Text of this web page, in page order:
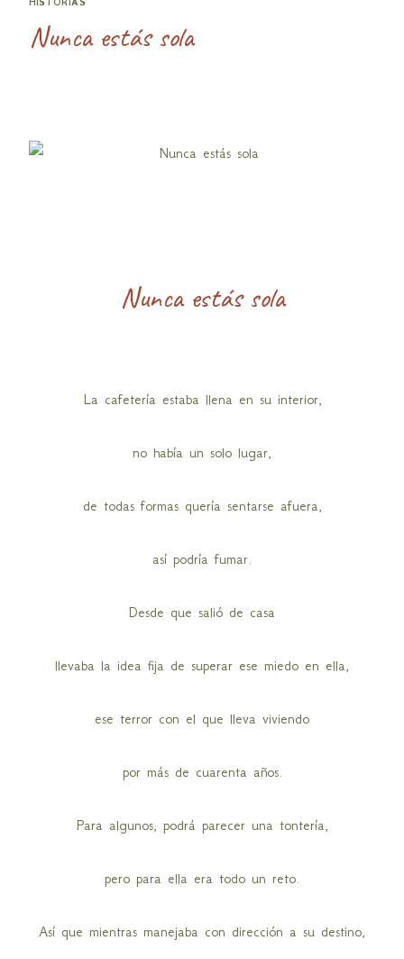
Nunca estás sola
Nunca estás sola
La cafetería estaba llena en su interior,
no había un solo lugar,
de todas formas quería sentarse afuera,
así podría fumar.
Desde que salió de casa
llevaba la idea fija de superar ese miedo en ella,
ese terror con el que lleva viviendo
por más de cuarenta años.
Para algunos, podrá parecer una tontería,
pero para ella era todo un reto.
Así que mientras manejaba con dirección a su destino,